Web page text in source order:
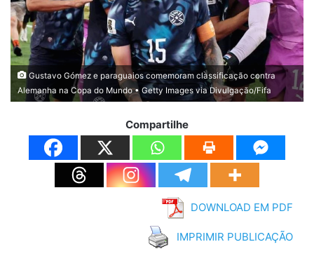
Gustavo Gómez e paraguaios comemoram classificação contra
Alemanha na Copa do Mundo • Getty Images via Divulgação/Fifa
Compartilhe
DOWNLOAD EM PDF
IMPRIMIR PUBLICAÇÃO